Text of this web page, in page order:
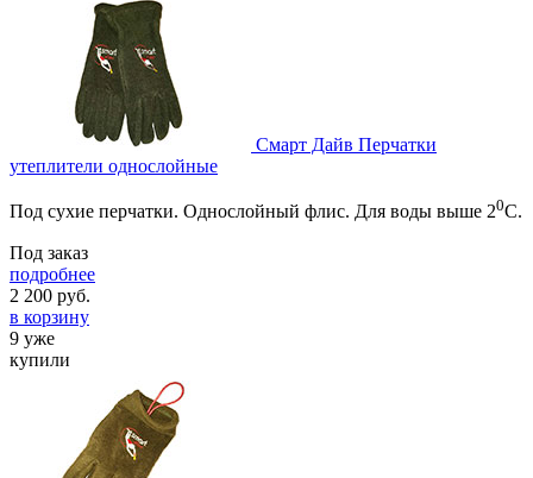
Смарт Дайв Перчатки
утеплители однослойные
Под сухие перчатки. Однослойный флис. Для воды выше 20С.
Под заказ
подробнее
2 200 руб.
в корзину
9 уже
купили